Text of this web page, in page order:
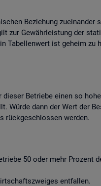
Be­zie­hung zu­ein­an­der
zur Ge­währ­leis­tung der
Ta­bel­len­wert ist ge­heim zu
Be­trie­be einen so
Würde dann der Wert der
rück­ge­schlos­sen wer­den.
50 oder mehr Pro­zent
ent­fal­len.